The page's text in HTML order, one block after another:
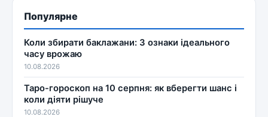
Популярне
Коли збирати баклажани: 3 ознаки ідеального
часу врожаю
10.08.2026
Таро-гороскоп на 10 серпня: як вберегти шанс і
коли діяти рішуче
10.08.2026